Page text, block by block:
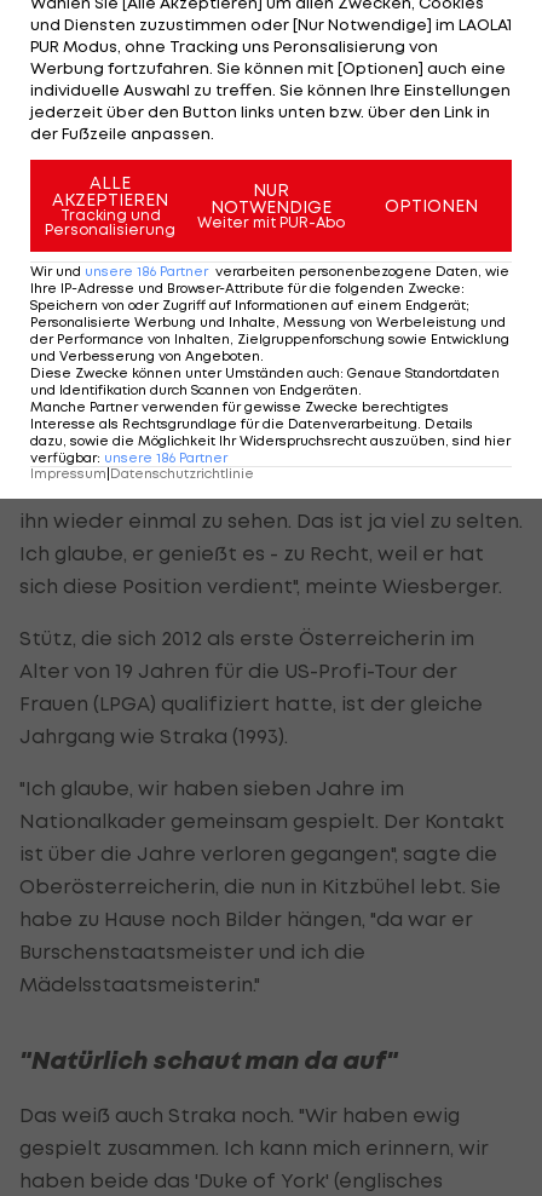
Grenier. "Leider habe ich diese Woche nicht so viel
Zeit abseits des Platzes gehabt, aber es war
schön, den Claude zu sehen. Meine Eltern waren
dabei, ein paar Freunde noch dazu. Es ist einfach
immer schön, wieder zu Hause zu sein."
Einstige Weggefährten honorieren
Strakas Leistungen
Auch Niki Wiesberger sowie die einstige Proette
Marina Stütz sind ehemalige Weggefährten von
Straka und trafen diesen in Kitzbühel wieder.
"Wir haben ja eine lange Geschichte gemeinsam.
Wir haben als kleine Kinder im Regionalkader
unter Claude Grenier trainiert. Es war sehr schön,
ihn wieder einmal zu sehen. Das ist ja viel zu selten.
Ich glaube, er genießt es - zu Recht, weil er hat
sich diese Position verdient", meinte Wiesberger.
Stütz, die sich 2012 als erste Österreicherin im
Alter von 19 Jahren für die US-Profi-Tour der
Frauen (LPGA) qualifiziert hatte, ist der gleiche
Jahrgang wie Straka (1993).
"Ich glaube, wir haben sieben Jahre im
Nationalkader gemeinsam gespielt. Der Kontakt
ist über die Jahre verloren gegangen", sagte die
Oberösterreicherin, die nun in Kitzbühel lebt. Sie
habe zu Hause noch Bilder hängen, "da war er
Burschenstaatsmeister und ich die
Mädelsstaatsmeisterin."
"Natürlich schaut man da auf"
Das weiß auch Straka noch. "Wir haben ewig
gespielt zusammen. Ich kann mich erinnern, wir
haben beide das 'Duke of York' (englisches
und Diensten zuzustimmen oder [Nur Notwendige] im LAOLA1
PUR Modus, ohne Tracking uns Peronsalisierung von
Werbung fortzufahren. Sie können mit [Optionen] auch eine
individuelle Auswahl zu treffen. Sie können Ihre Einstellungen
jederzeit über den Button links unten bzw. über den Link in
der Fußzeile anpassen.
ALLE
AKZEPTIEREN
Tracking und
Personalisierung
NUR
NOTWENDIGE
Weiter mit PUR-Abo
OPTIONEN
Wir und unsere 186 Partner verarbeiten personenbezogene Daten, wie
Ihre IP-Adresse und Browser-Attribute für die folgenden Zwecke:
Speichern von oder Zugriff auf Informationen auf einem Endgerät;
Personalisierte Werbung und Inhalte, Messung von Werbeleistung und
der Performance von Inhalten, Zielgruppenforschung sowie Entwicklung
und Verbesserung von Angeboten.
Diese Zwecke können unter Umständen auch: Genaue Standortdaten
und Identifikation durch Scannen von Endgeräten.
Manche Partner verwenden für gewisse Zwecke berechtigtes
Interesse als Rechtsgrundlage für die Datenverarbeitung. Details
dazu, sowie die Möglichkeit Ihr Widerspruchsrecht auszuüben, sind hier
verfügbar: unsere 186 Partner
Impressum Datenschutzrichtlinie